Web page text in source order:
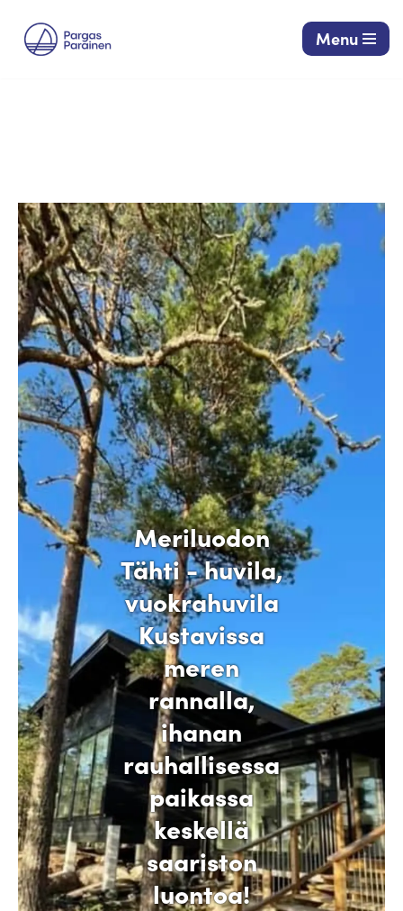
Siirry
Menu
Meriluodon
Tähti - huvila,
vuokrahuvila
Kustavissa
meren
rannalla,
ihanan
rauhallisessa
paikassa
keskellä
saariston
luontoa!